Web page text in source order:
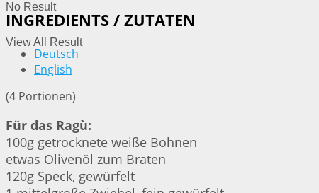
No Result
View All Result
INGREDIENTS / ZUTATEN
Deutsch
English
(4 Portionen)
Für das Ragù:
100g getrocknete weiße Bohnen
etwas Olivenöl zum Braten
120g Speck, gewürfelt